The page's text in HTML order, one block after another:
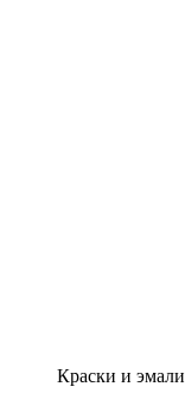
Краски и эмали